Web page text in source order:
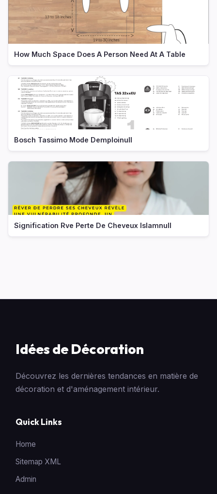
How Much Space Does A Person Need At A Table
Bosch Tassimo Mode Demploinull
Signification Rve Perte De Cheveux Islamnull
Idées de Décoration
Découvrez les dernières tendances en matière de
décoration et d'aménagement intérieur.
Quick Links
Home
Sitemap XML
Admin